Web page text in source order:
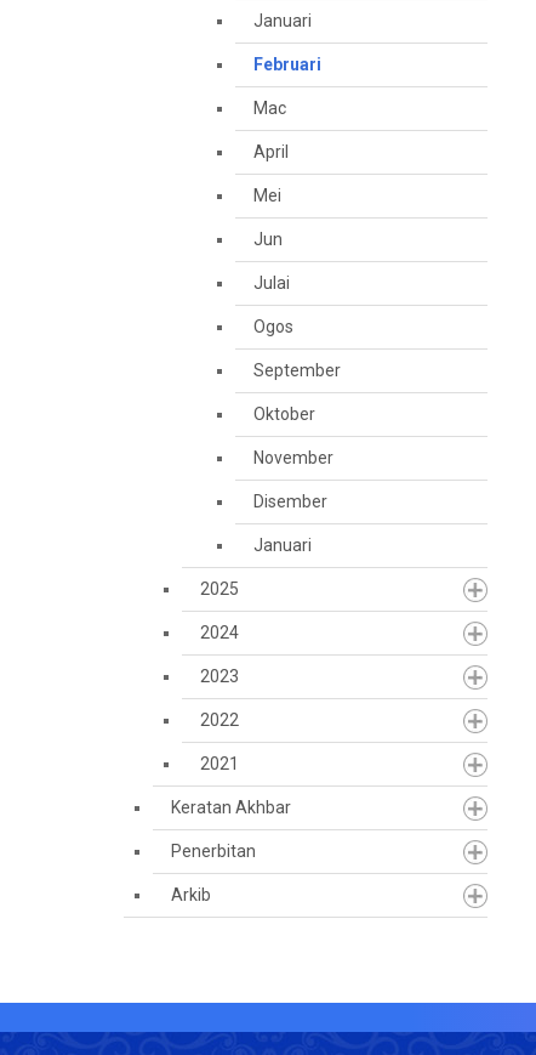
Januari
Februari
Mac
April
Mei
Jun
Julai
Ogos
September
Oktober
November
Disember
Januari
2025
2024
2023
2022
2021
Keratan Akhbar
Penerbitan
Arkib